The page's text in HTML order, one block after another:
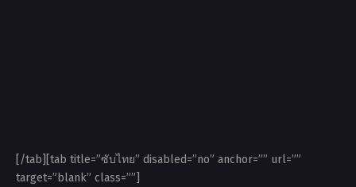
[/tab][tab title=”ซับไทย” disabled=”no” anchor=”” url=””
target=”blank” class=””]